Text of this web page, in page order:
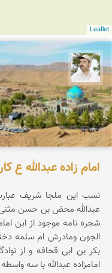
Leaflet
محسن ملایی
امام زاده
نسب این ملجا شریف
عبدالله محض بن حسن
شجره نامه موجود از این
الجون ومادرش ام سلمه
بکر بن ابی قحافه و از
امامزاده عبدالله با سه